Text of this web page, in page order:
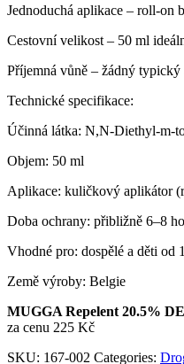
Jednoduchá aplikace – roll-on
Cestovní velikost – 50 ml
Příjemná vůně – žádný typický
Technické specifikace:
Účinná látka: N,N-Diethyl-m-
Objem: 50 ml
Aplikace: kuličkový aplikátor
Doba ochrany: přibližně 6–8
Vhodné pro: dospělé a děti od
Země výroby: Belgie
MUGGA Repelent 20.5%
za cenu 225 Kč
SKU: 167-002 Categories: